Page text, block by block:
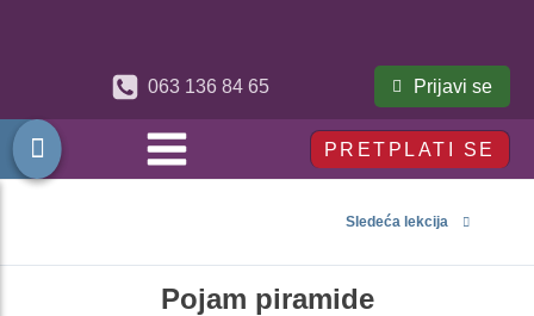
063 136 84 65 Prijavi se
PRETPLATI SE
Sledeća lekcija
Pojam piramide